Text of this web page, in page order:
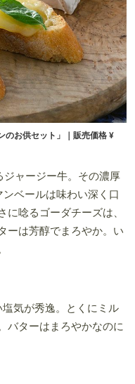
のお供セット」｜販売価格 ¥
ャージー牛。その濃厚
ベールは味わい深く口
唸るゴーダチーズは、
ーは芳醇でまろやか。い
塩気が秀逸。とくにミル
バターはまろやかなのに